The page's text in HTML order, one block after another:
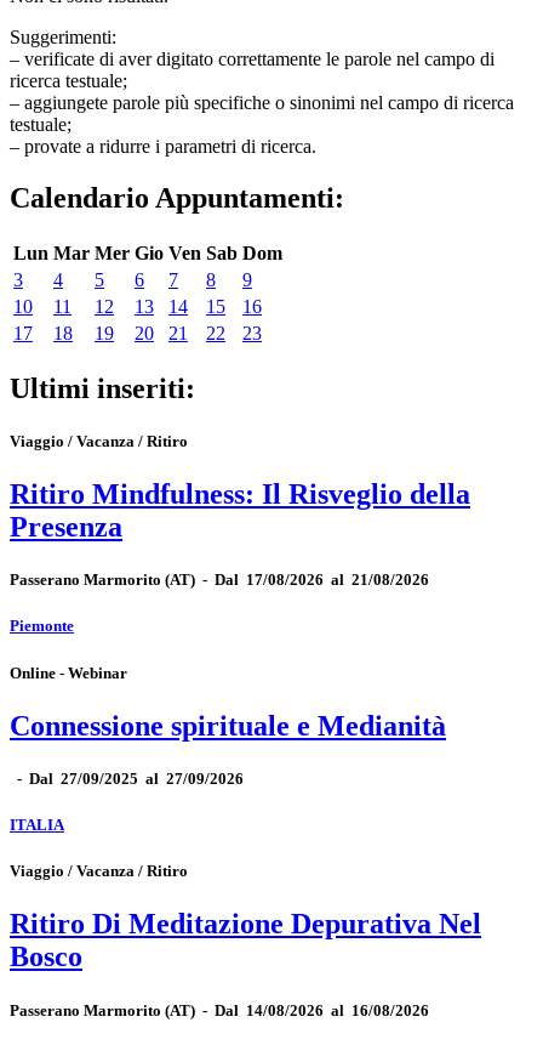
Suggerimenti:
– verificate di aver digitato correttamente le parole nel campo di
ricerca testuale;
– aggiungete parole più specifiche o sinonimi nel campo di ricerca
testuale;
– provate a ridurre i parametri di ricerca.
Calendario Appuntamenti:
Lun Mar Mer Gio Ven Sab Dom
3
4 5 6 7 8
9
10
11 12 13 14 15
16
17
18 19 20 21 22 23
Ultimi inseriti:
Viaggio / Vacanza / Ritiro
Ritiro Mindfulness: Il Risveglio della
Presenza
Passerano Marmorito (AT) - Dal 17/08/2026 al 21/08/2026
Piemonte
Online - Webinar
Connessione spirituale e Medianità
- Dal 27/09/2025 al 27/09/2026
ITALIA
Viaggio / Vacanza / Ritiro
Ritiro Di Meditazione Depurativa Nel
Bosco
Passerano Marmorito (AT) - Dal 14/08/2026 al 16/08/2026